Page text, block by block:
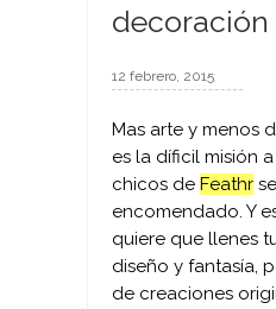
decoración
12 febrero, 2015
Mas arte y menos
es la díficil misión
chicos de Feathr
encomendado. Y
quiere que llenes
diseño y fantasía,
de creaciones